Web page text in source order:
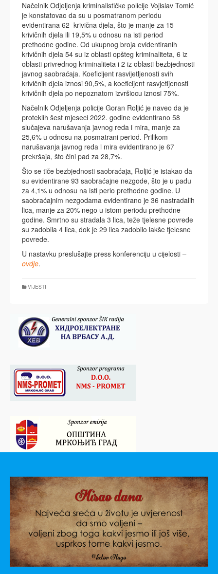
Načelnik Odjeljenja kriminalističke policije Vojislav Tomić
je konstatovao da su u posmatranom periodu
evidentirana 62 krivična djela, što je manje za 15
krivičnih djela ili 19,5% u odnosu na isti period
prethodne godine. Od ukupnog broja evidentiranih
krivičnih djela 54 su iz oblasti opšteg kriminaliteta, 6 iz
oblasti privrednog kriminaliteta i 2 iz oblasti bezbjednosti
javnog saobraćaja. Koeficijent rasvijetljenosti svih
krivičnih djela iznosi 90,5%, a koeficijent rasvjetljenosti
krivičnih djela po nepoznatom izvršiocu iznosi 75%.
Načelnik Odjeljenja policije Goran Roljić je naveo da je
proteklih šest mjeseci 2022. godine evidentirano 58
slučajeva narušavanja javnog reda i mira, manje za
25,6% u odnosu na posmatrani period. Prilikom
narušavanja javnog reda i mira evidentirano je 67
prekršaja, što čini pad za 28,7%.
Što se tiče bezbjednosti saobraćaja, Roljić je istakao da
su evidentirane 93 saobraćajne nezgode, što je u padu
za 4,1% u odnosu na isti perio prethodne godine. U
saobraćajnim nezgodama evidentirano je 36 nastradalih
lica, manje za 20% nego u istom periodu prethodne
godine. Smrtno su stradala 3 lica, teže tjelesne povrede
su zadobila 4 lica, dok je 29 lica zadobilo lakše tjelesne
povrede.
U nastavku preslušajte press konferenciju u cijelosti –
ovdje.
VIJESTI